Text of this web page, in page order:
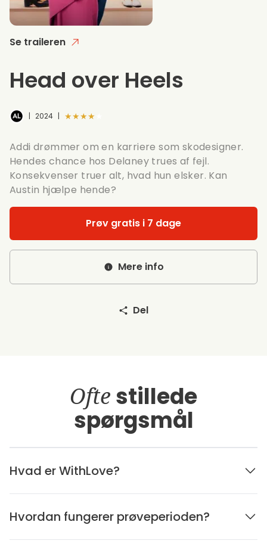
Se traileren
Head over Heels
| 2024 | ★★★★★
Addi drømmer om en karriere som skodesigner.
Hendes chance hos Delaney trues af fejl.
Konsekvenser truer alt, hvad hun elsker. Kan
Austin hjælpe hende?
Prøv gratis i 7 dage
Mere info
Del
Ofte stillede
spørgsmål
Hvad er WithLove?
Hvordan fungerer prøveperioden?